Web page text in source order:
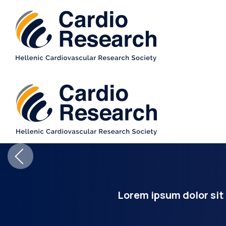
Lorem ipsum dolor